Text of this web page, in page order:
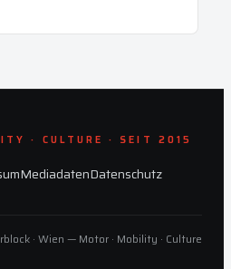
· CULTURE · SEIT 2015
MediadatenDatenschutz
· Wien — Motor · Mobility · Culture